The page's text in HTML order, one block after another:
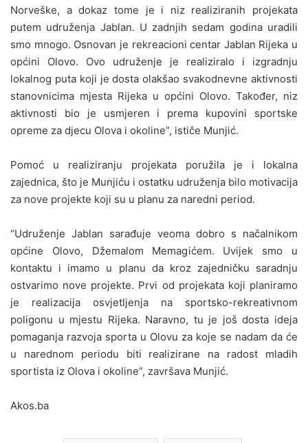
Norveške, a dokaz tome je i niz realiziranih projekata
putem udruženja Jablan. U zadnjih sedam godina uradili
smo mnogo. Osnovan je rekreacioni centar Jablan Rijeka u
općini Olovo. Ovo udruženje je realiziralo i izgradnju
lokalnog puta koji je dosta olakšao svakodnevne aktivnosti
stanovnicima mjesta Rijeka u općini Olovo. Također, niz
aktivnosti bio je usmjeren i prema kupovini sportske
opreme za djecu Olova i okoline”, ističe Munjić.
Pomoć u realiziranju projekata poružila je i lokalna
zajednica, što je Munjiću i ostatku udruženja bilo motivacija
za nove projekte koji su u planu za naredni period.
“Udruženje Jablan sarađuje veoma dobro s načalnikom
općine Olovo, Džemalom Memagićem. Uvijek smo u
kontaktu i imamo u planu da kroz zajedničku saradnju
ostvarimo nove projekte. Prvi od projekata koji planiramo
je realizacija osvjetljenja na sportsko-rekreativnom
poligonu u mjestu Rijeka. Naravno, tu je još dosta ideja
pomaganja razvoja sporta u Olovu za koje se nadam da će
u narednom periodu biti realizirane na radost mladih
sportista iz Olova i okoline”, završava Munjić.
Akos.ba